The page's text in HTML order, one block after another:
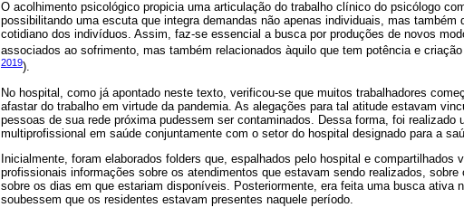
O acolhimento psicológico propicia uma articulação do trabalho clínico do psicólogo
possibilitando uma escuta que integra demandas não apenas individuais, mas
cotidiano dos indivíduos. Assim, faz-se essencial a busca por produções de novos
associados ao sofrimento, mas também relacionados àquilo que tem potência e
2019).
No hospital, como já apontado neste texto, verificou-se que muitos trabalhadores
afastar do trabalho em virtude da pandemia. As alegações para tal atitude estavam
pessoas de sua rede próxima pudessem ser contaminados. Dessa forma, foi realizado
multiprofissional em saúde conjuntamente com o setor do hospital designado para a
Inicialmente, foram elaborados folders que, espalhados pelo hospital e
profissionais informações sobre os atendimentos que estavam sendo realizados,
sobre os dias em que estariam disponíveis. Posteriormente, era feita uma busca ativa
soubessem que os residentes estavam presentes naquele período.